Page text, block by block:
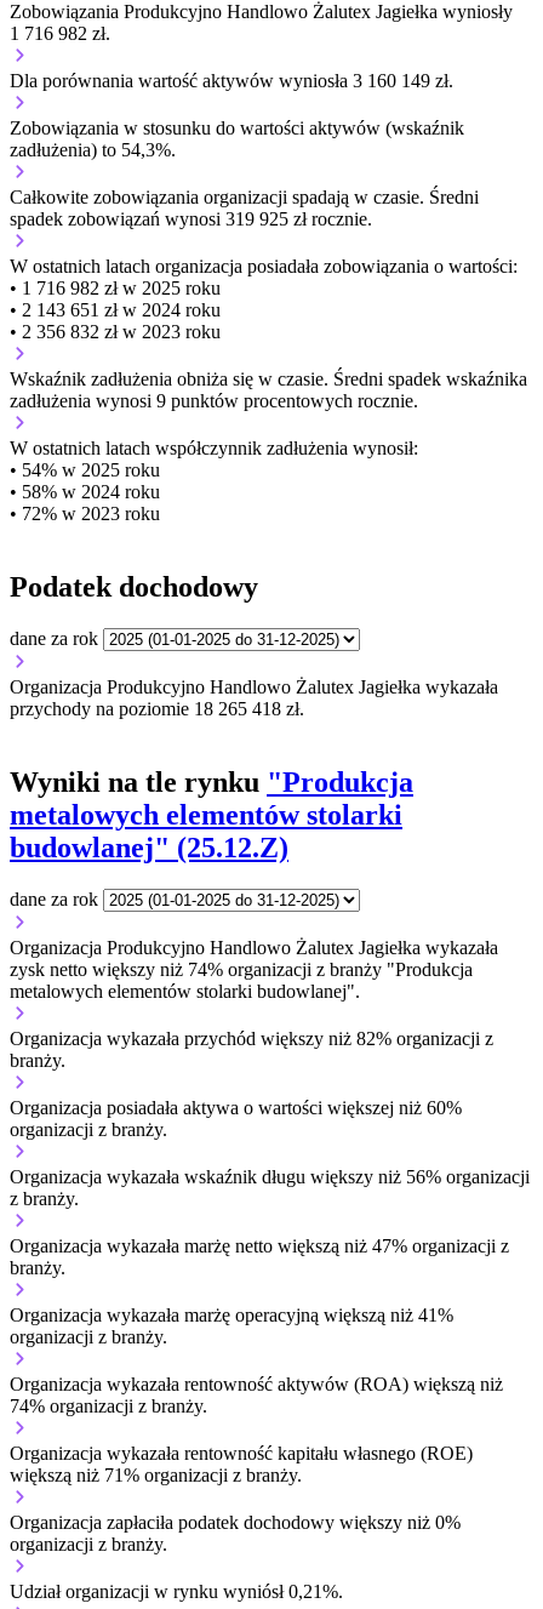
Zobowiązania Produkcyjno Handlowo Żalutex Jagiełka wyniosły
1 716 982 zł.
Dla porównania wartość aktywów wyniosła 3 160 149 zł.
Zobowiązania w stosunku do wartości aktywów (wskaźnik
zadłużenia) to 54,3%.
Całkowite zobowiązania organizacji spadają w czasie. Średni
spadek zobowiązań wynosi 319 925 zł rocznie.
W ostatnich latach organizacja posiadała zobowiązania o wartości:
• 1 716 982 zł w 2025 roku
• 2 143 651 zł w 2024 roku
• 2 356 832 zł w 2023 roku
Wskaźnik zadłużenia obniża się w czasie. Średni spadek wskaźnika
zadłużenia wynosi 9 punktów procentowych rocznie.
W ostatnich latach współczynnik zadłużenia wynosił:
• 54% w 2025 roku
• 58% w 2024 roku
• 72% w 2023 roku
Podatek dochodowy
dane za rok
Organizacja Produkcyjno Handlowo Żalutex Jagiełka wykazała
przychody na poziomie 18 265 418 zł.
Wyniki na tle rynku "Produkcja
metalowych elementów stolarki
budowlanej" (25.12.Z)
dane za rok
Organizacja Produkcyjno Handlowo Żalutex Jagiełka wykazała
zysk netto większy niż 74% organizacji z branży "Produkcja
metalowych elementów stolarki budowlanej".
Organizacja wykazała przychód większy niż 82% organizacji z
branży.
Organizacja posiadała aktywa o wartości większej niż 60%
organizacji z branży.
Organizacja wykazała wskaźnik długu większy niż 56% organizacji
z branży.
Organizacja wykazała marżę netto większą niż 47% organizacji z
branży.
Organizacja wykazała marżę operacyjną większą niż 41%
organizacji z branży.
Organizacja wykazała rentowność aktywów (ROA) większą niż
74% organizacji z branży.
Organizacja wykazała rentowność kapitału własnego (ROE)
większą niż 71% organizacji z branży.
Organizacja zapłaciła podatek dochodowy większy niż 0%
organizacji z branży.
Udział organizacji w rynku wyniósł 0,21%.